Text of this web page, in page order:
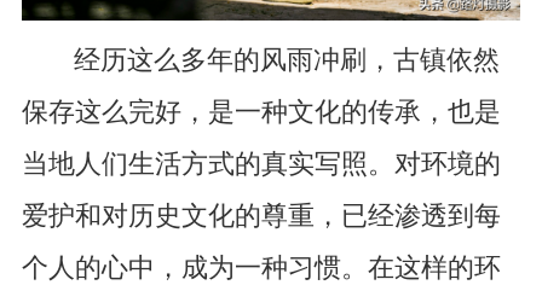
经历这么多年的风雨冲刷，古镇依然
保存这么完好，是一种文化的传承，也是
当地人们生活方式的真实写照。对环境的
爱护和对历史文化的尊重，已经渗透到每
个人的心中，成为一种习惯。在这样的环